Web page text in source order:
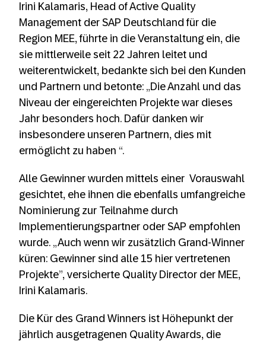
Irini Kalamaris, Head of Active Quality
Management der SAP Deutschland für die
Region MEE, führte in die Veranstaltung ein, die
sie mittlerweile seit 22 Jahren leitet und
weiterentwickelt, bedankte sich bei den Kunden
und Partnern und betonte: „Die Anzahl und das
Niveau der eingereichten Projekte war dieses
Jahr besonders hoch. Dafür danken wir
insbesondere unseren Partnern, dies mit
ermöglicht zu haben “.
Alle Gewinner wurden mittels einer Vorauswahl
gesichtet, ehe ihnen die ebenfalls umfangreiche
Nominierung zur Teilnahme durch
Implementierungspartner oder SAP empfohlen
wurde. „Auch wenn wir zusätzlich Grand-Winner
küren: Gewinner sind alle 15 hier vertretenen
Projekte”, versicherte Quality Director der MEE,
Irini Kalamaris.
Die Kür des Grand Winners ist Höhepunkt der
jährlich ausgetragenen Quality Awards, die